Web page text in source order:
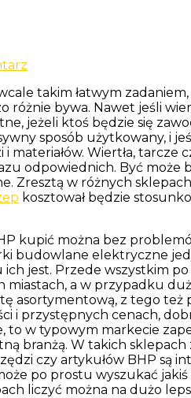
narzędzi
i
odzieży
ochronnej
takim łatwym
bywa. Nawet jeśli
jeżeli ktoś będzie się
sposób użytkowany, i
materiałów. Wiertła,
odpowiednich. Być
Zresztą w różnych
kosztował będzie
kupić można bez
budowlane elektryczne
jest. Przede wszystkim
a w przypadku
asortymentową, z tego
i przystępnych cenach,
to w typowym markecie
branżą. W takich
czy artykułów BHP są
po prostu wyszukać
liczyć można na dużo